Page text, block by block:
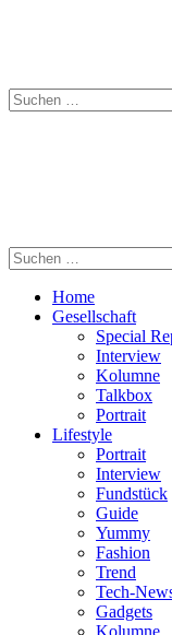
Suchen
nach:
Suchen
nach:
Home
Gesellschaft
Special
Interview
Kolumne
Talkbox
Portrait
Lifestyle
Portrait
Interview
Fundstück
Guide
Yummy
Fashion
Trend
Tech-
Gadgets
Kolumne